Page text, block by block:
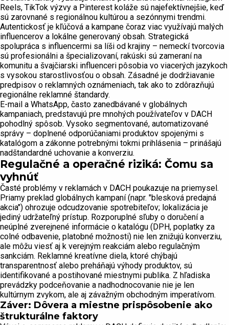
Reels, TikTok výzvy a Pinterest koláže sú najefektívnejšie, keď
sú zarovnané s regionálnou kultúrou a sezónnymi trendmi.
Autentickosť je kľúčová a kampane čoraz viac využívajú malých
influencerov a lokálne generovaný obsah. Strategická
spolupráca s influencermi sa líši od krajiny – nemeckí tvorcovia
sú profesionálni a špecializovaní, rakúski sú zameraní na
komunitu a švajčiarski influenceri pôsobia vo viacerých jazykoch
s vysokou starostlivosťou o obsah. Zásadné je dodržiavanie
predpisov o reklamných oznámeniach, tak ako to zdôrazňujú
regionálne reklamné štandardy.
E-mail a WhatsApp, často zanedbávané v globálnych
kampaniach, predstavujú pre mnohých používateľov v DACH
pohodlný spôsob. Vysoko segmentované, automatizované
správy – doplnené odporúčaniami produktov spojenými s
katalógom a zákonne potrebnými tokmi prihlásenia – prinášajú
nadštandardné uchovanie a konverziu.
Regulačné a operačné riziká: Čomu sa
vyhnúť
Časté problémy v reklamách v DACH poukazuje na priemysel.
Priamy preklad globálnych kampaní (napr. "blesková predajná
akcia") ohrozuje odcudzovanie spotrebiteľov; lokalizácia je
jediný udržateľný prístup. Rozporuplné sľuby o doručení a
neúplné zverejnené informácie o katalógu (DPH, poplatky za
colné odbavenie, platobné možnosti) nie len znižujú konverziu,
ale môžu viesť aj k verejným reakciám alebo regulačným
sankciám. Reklamné kreatívne diela, ktoré chýbajú
transparentnosť alebo preháňajú výhody produktov, sú
identifikované a postihované miestnymi publika. Z hľadiska
prevádzky podceňovanie a nadhodnocovanie nie je len
kultúrnym zvykom, ale aj závažným obchodným imperatívom.
Záver: Dôvera a miestne prispôsobenie ako
štrukturálne faktory